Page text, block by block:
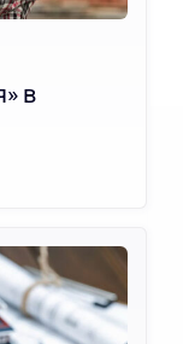
в